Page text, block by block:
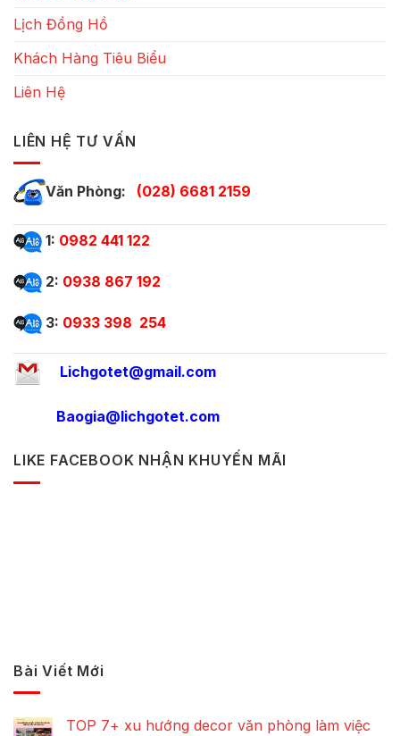
Lịch Đồng Hồ
Khách Hàng Tiêu Biểu
Liên Hệ
LIÊN HỆ TƯ VẤN
Văn Phòng: (028) 6681 2159
1: 0982 441 122
2: 0938 867 192
3: 0933 398 254
Lichgotet@gmail.com
Baogia@lichgotet.com
LIKE FACEBOOK NHẬN KHUYẾN MÃI
Bài Viết Mới
TOP 7+ xu hướng decor văn phòng làm việc